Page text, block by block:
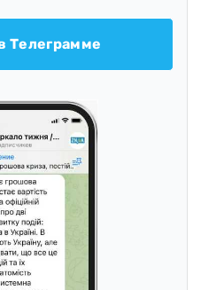
Телеграмме